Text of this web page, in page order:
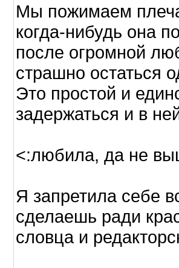
Мы пожимаем
когда-нибудь она
после огромной
страшно остаться
Это простой и
задержаться и в
<:любила, да не
Я запретила себе
сделаешь ради
словца и